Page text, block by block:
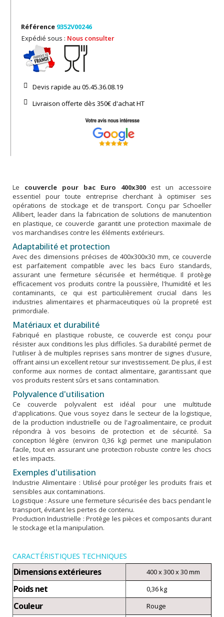
Référence 9352V00246
Expédié sous : Nous consulter
Devis rapide au 05.45.36.08.19​
Livraison offerte dès 350€ d'achat​ HT
Le couvercle pour bac Euro 400x300 est un accessoire
essentiel pour toute entreprise cherchant à optimiser ses
opérations de stockage et de transport. Conçu par Schoeller
Allibert, leader dans la fabrication de solutions de manutention
en plastique, ce couvercle garantit une protection maximale de
vos marchandises contre les éléments extérieurs.
Adaptabilité et protection
Avec des dimensions précises de 400x300x30 mm, ce couvercle
est parfaitement compatible avec les bacs Euro standards,
assurant une fermeture sécurisée et hermétique. Il protège
efficacement vos produits contre la poussière, l'humidité et les
contaminants, ce qui est particulièrement crucial dans les
industries alimentaires et pharmaceutiques où la propreté est
primordiale.
Matériaux et durabilité
Fabriqué en plastique robuste, ce couvercle est conçu pour
résister aux conditions les plus difficiles. Sa durabilité permet de
l'utiliser à de multiples reprises sans montrer de signes d'usure,
offrant ainsi un excellent retour sur investissement. De plus, il est
conforme aux normes de contact alimentaire, garantissant que
vos produits restent sûrs et sans contamination.
Polyvalence d'utilisation
Ce couvercle polyvalent est idéal pour une multitude
d'applications. Que vous soyez dans le secteur de la logistique,
de la production industrielle ou de l'agroalimentaire, ce produit
répondra à vos besoins de protection et de sécurité. Sa
conception légère (environ 0,36 kg) permet une manipulation
facile, tout en assurant une protection robuste contre les chocs
et les impacts.
Exemples d'utilisation
Industrie Alimentaire : Utilisé pour protéger les produits frais et
sensibles aux contaminations.
Logistique : Assure une fermeture sécurisée des bacs pendant le
transport, évitant les pertes de contenu.
Production Industrielle : Protège les pièces et composants durant
le stockage et la manipulation.
CARACTÉRISTIQUES TECHNIQUES
Dimensions extérieures 400 x 300 x 30 mm
Poids net 0,36 kg
Couleur Rouge